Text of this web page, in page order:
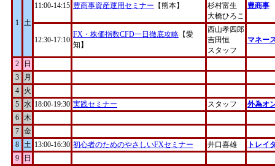
1 土
11:00-14:15 豊商事資産運用セミナー 【熊本】
杉村富生
大橋ひろこ
豊商事
12:30-17:10
FX・株価指数CFD一日徹底攻略 【愛
知】
西山孝四郎
吉田恒
スタッフ
マネー
2
日
3
月
4
火
5 水 18:00-19:30 実践セミナー スタッフ
外為オ
6
木
7 金
8
土 13:00-16:30 初心者のためのやさしいFXセミナー 井口喜雄
トレイ
9
日